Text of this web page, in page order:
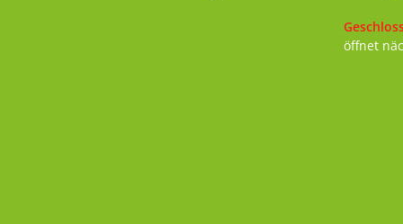
Klicken,
öffnet